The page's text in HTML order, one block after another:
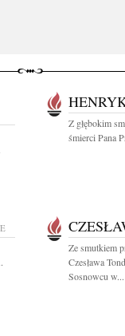
Z głębokim
śmierci Pana
Ze smutkiem
Czesława
Sosnowcu w...